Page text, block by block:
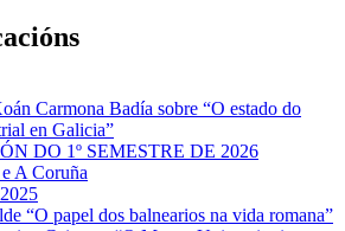
Carmona Badía sobre “O estado do
en Galicia”
DO 1º SEMESTRE DE 2026
A Coruña
“O papel dos balnearios na vida romana”